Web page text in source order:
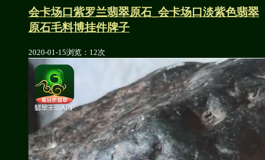
会卡场口紫罗兰翡翠原石_会卡场口淡紫色翡翠
原石毛料博挂件牌子
2020-01-15浏览：12次